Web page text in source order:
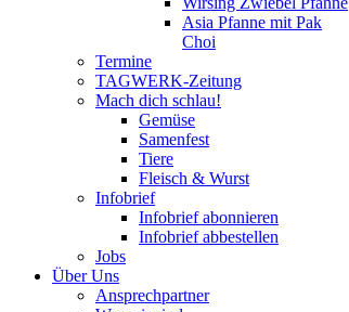
Asia Pfanne mit Pak
Choi
Termine
TAGWERK-Zeitung
Mach dich schlau!
Gemüse
Samenfest
Tiere
Fleisch & Wurst
Infobrief
Infobrief abonnieren
Infobrief abbestellen
Jobs
Über Uns
Ansprechpartner